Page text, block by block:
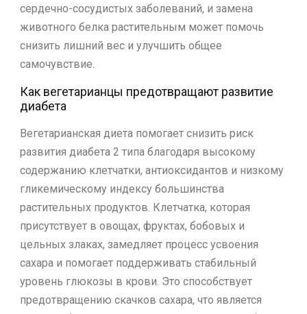
сердечно-сосудистых заболеваний, и замена
животного белка растительным может помочь
снизить лишний вес и улучшить общее
самочувствие.
Как вегетарианцы предотвращают развитие
диабета
Вегетарианская диета помогает снизить риск
развития диабета 2 типа благодаря высокому
содержанию клетчатки, антиоксидантов и низкому
гликемическому индексу большинства
растительных продуктов. Клетчатка, которая
присутствует в овощах, фруктах, бобовых и
цельных злаках, замедляет процесс усвоения
сахара и помогает поддерживать стабильный
уровень глюкозы в крови. Это способствует
предотвращению скачков сахара, что является